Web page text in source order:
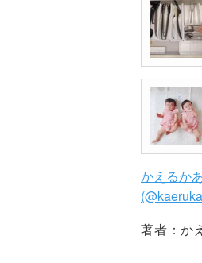
かえるか
著者：か